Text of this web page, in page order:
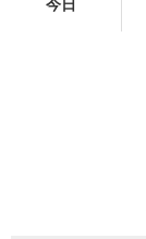
今日